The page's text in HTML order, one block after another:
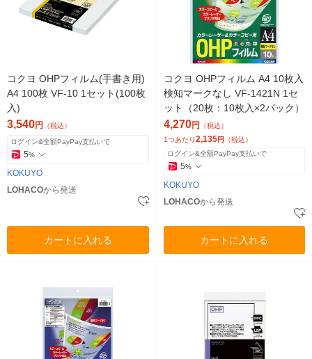
コクヨ OHPフィルム(手書き用)
A4 100枚 VF-10 1セット(100枚
入)
3,540円 （税込）
ログイン&全額PayPay支払いで
5%
KOKUYO
LOHACOから発送
カートに入れる
コクヨ OHPフィルム A4 10枚入
検知マークなし VF-1421N 1セ
ット（20枚：10枚入×2パック）
4,270円 （税込）
1つあたり2,135円 （税込）
ログイン&全額PayPay支払いで
5%
KOKUYO
LOHACOから発送
カートに入れる